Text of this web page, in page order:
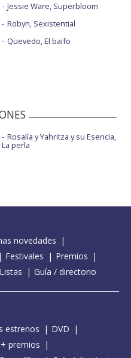
Jessie Ware, Superbloom
Robyn, Sexistential
Quevedo, El baifo
Rosalía y Yahritza y su Esencia,
La perla
novedades
Festivales
Premios
Listas Guía / directorio
estrenos
DVD
premios